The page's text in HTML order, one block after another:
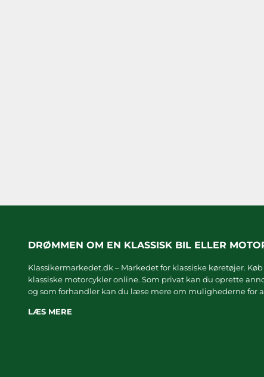
DRØMMEN OM EN KLASSISK BIL ELLER
Klassikermarkedet.dk – Markedet for klassiske køretøjer.
klassiske motorcykler online. Som privat kan du oprette
og som forhandler kan du læse mere om mulighederne for
LÆS MERE